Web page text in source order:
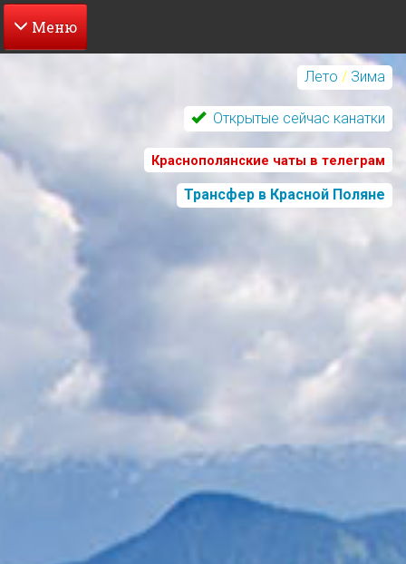
Перейти
содержанию
Лето / Зима
Открытые сейчас канатки
Краснополянские чаты в телеграм
Трансфер в Красной Поляне